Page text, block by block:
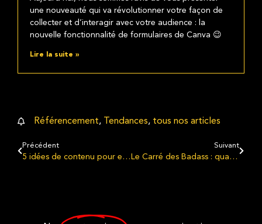
une nouveauté qui va révolutionner votre façon de
collecter et d’interagir avec votre audience : la
nouvelle fonctionnalité de formulaires de Canva 😉
Lire la suite »
Référencement, Tendances, tous nos articles
Précédent
5 idées de contenu pour engager votre audience sur vos réseaux sociaux
Suivant
Le Carré des Badass : quand les soft skills redéfinissent la réussite entrepreneuriale